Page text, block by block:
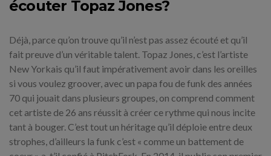
écouter Topaz Jones?
Déjà, parce qu’on trouve qu’il n’est pas assez écouté et qu’il
fait preuve d’un véritable talent. Topaz Jones, c’est l’artiste
New Yorkais qu’il faut impérativement avoir dans les oreilles
si vous voulez groover, avec un papa fou de funk des années
70 qui jouait dans plusieurs groupes, on comprend comment
cet artiste de 26 ans réussit à créer ce rythme qui nous incite
tant à bouger. C’est tout un héritage qu’il déploie entre deux
strophes, d’ailleurs la funk c’est « comme un battement de